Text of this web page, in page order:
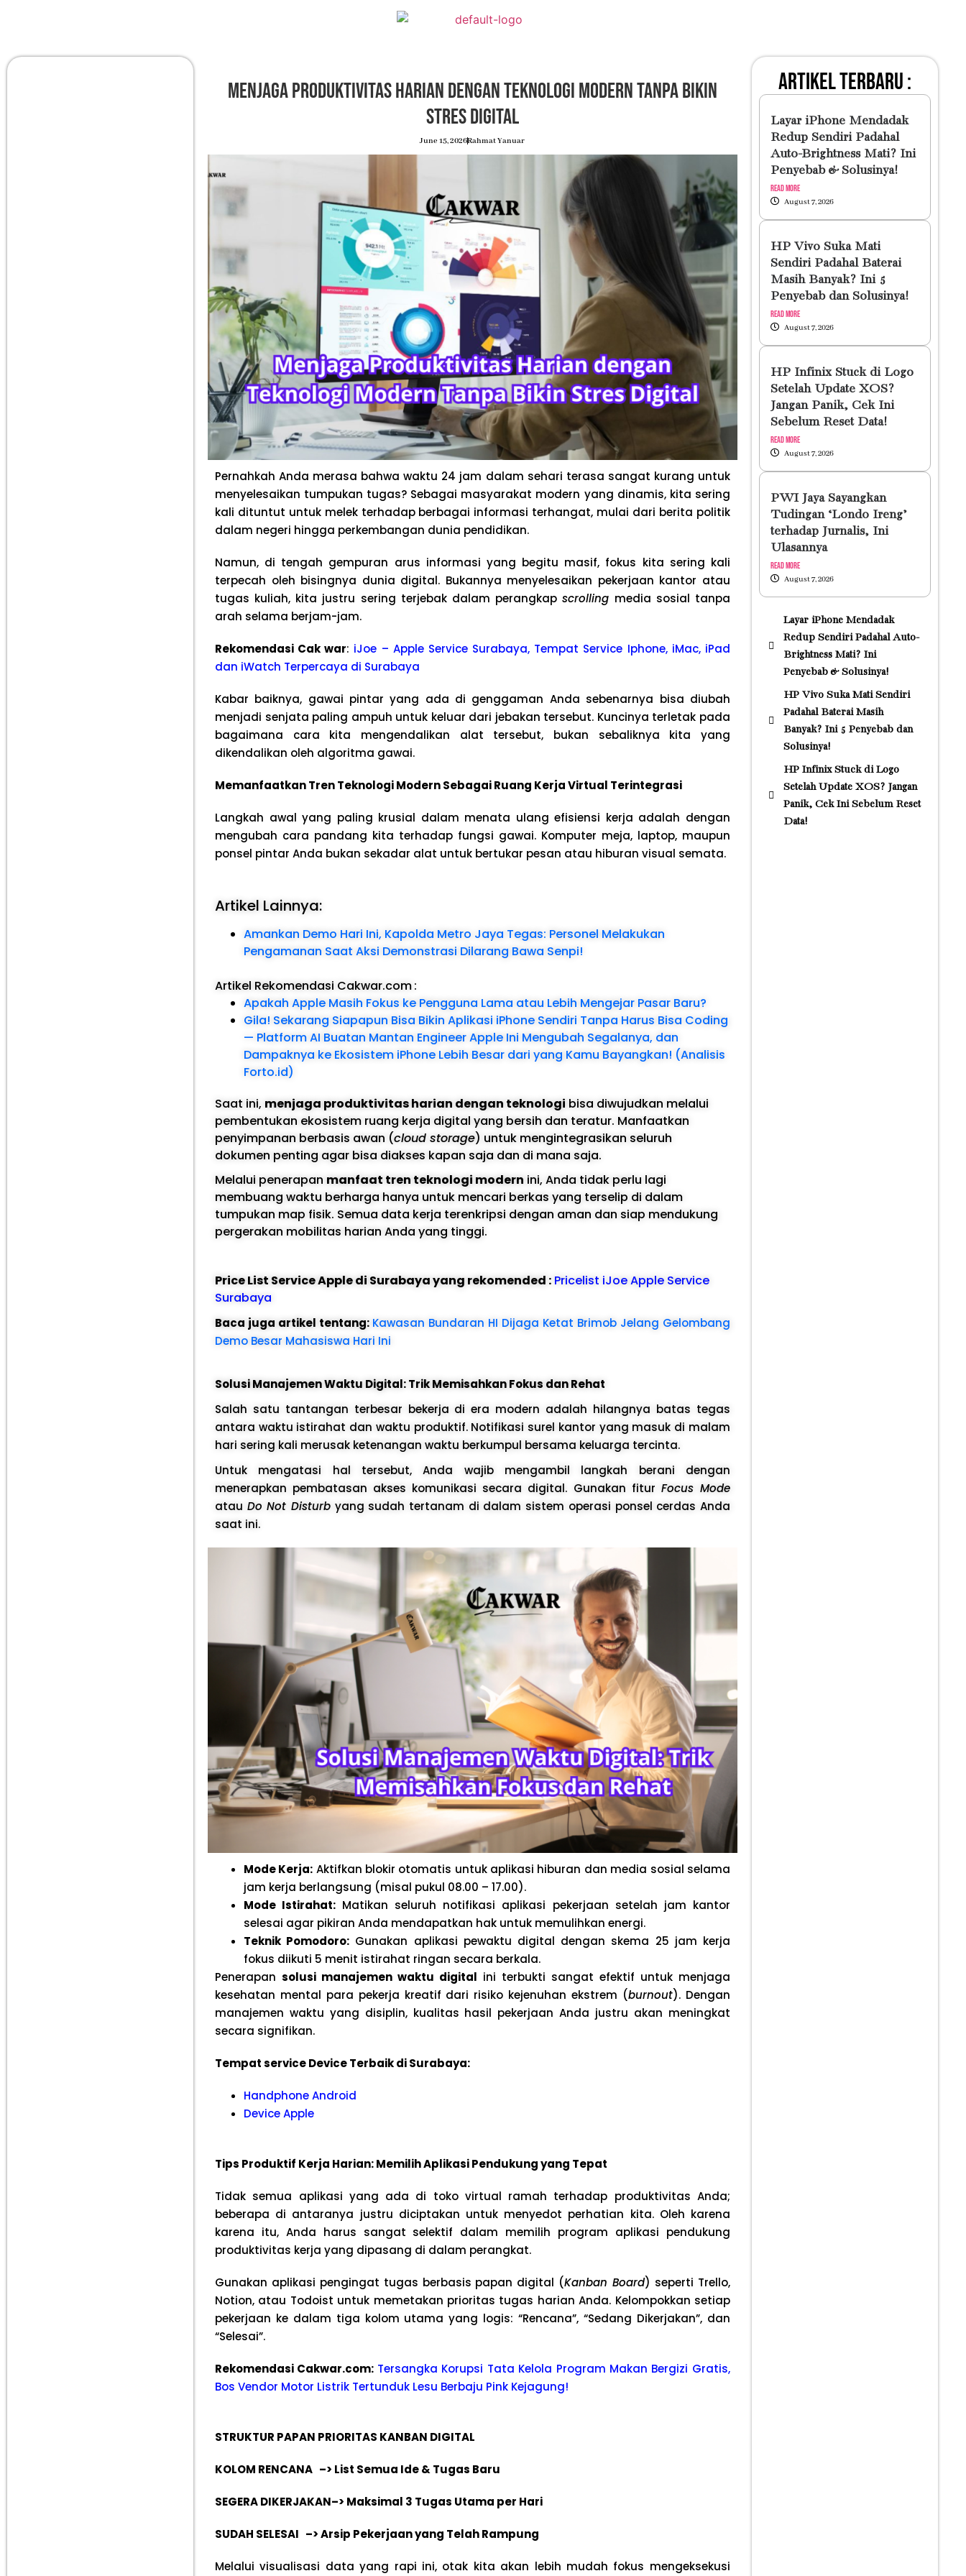
Menjaga Produktivitas Harian dengan Teknologi Modern Tanpa Bikin
Stres Digital
June 15, 2026Rahmat Yanuar
Pernahkah Anda merasa bahwa waktu 24 jam dalam sehari terasa sangat kurang untuk
menyelesaikan tumpukan tugas? Sebagai masyarakat modern yang dinamis, kita sering
kali dituntut untuk melek terhadap berbagai informasi terhangat, mulai dari berita politik
dalam negeri hingga perkembangan dunia pendidikan.
Namun, di tengah gempuran arus informasi yang begitu masif, fokus kita sering kali
terpecah oleh bisingnya dunia digital. Bukannya menyelesaikan pekerjaan kantor atau
tugas kuliah, kita justru sering terjebak dalam perangkapscrolling media sosial tanpa
arah selama berjam-jam.
Rekomendasi Cak war: iJoe – Apple Service Surabaya, Tempat Service Iphone, iMac, iPad
dan iWatch Terpercaya di Surabaya
Kabar baiknya, gawai pintar yang ada di genggaman Anda sebenarnya bisa diubah
menjadi senjata paling ampuh untuk keluar dari jebakan tersebut. Kuncinya terletak pada
bagaimana cara kita mengendalikan alat tersebut, bukan sebaliknya kita yang
dikendalikan oleh algoritma gawai.
Memanfaatkan Tren Teknologi Modern Sebagai Ruang Kerja Virtual Terintegrasi
Langkah awal yang paling krusial dalam menata ulang efisiensi kerja adalah dengan
mengubah cara pandang kita terhadap fungsi gawai. Komputer meja, laptop, maupun
ponsel pintar Anda bukan sekadar alat untuk bertukar pesan atau hiburan visual semata.
Artikel Lainnya:
Amankan Demo Hari Ini, Kapolda Metro Jaya Tegas: Personel Melakukan
Pengamanan Saat Aksi Demonstrasi Dilarang Bawa Senpi!
Artikel Rekomendasi Cakwar.com:
Apakah Apple Masih Fokus ke Pengguna Lama atau Lebih Mengejar Pasar Baru?
Gila! Sekarang Siapapun Bisa Bikin Aplikasi iPhone Sendiri Tanpa Harus Bisa Coding
— Platform AI Buatan Mantan Engineer Apple Ini Mengubah Segalanya, dan
Dampaknya ke Ekosistem iPhone Lebih Besar dari yang Kamu Bayangkan! (Analisis
Forto.id)
Saat ini, menjaga produktivitas harian dengan teknologi bisa diwujudkan melalui
pembentukan ekosistem ruang kerja digital yang bersih dan teratur. Manfaatkan
penyimpanan berbasis awan (cloud storage) untuk mengintegrasikan seluruh
dokumen penting agar bisa diakses kapan saja dan di mana saja.
Melalui penerapan manfaat tren teknologi modern ini, Anda tidak perlu lagi
membuang waktu berharga hanya untuk mencari berkas yang terselip di dalam
tumpukan map fisik. Semua data kerja terenkripsi dengan aman dan siap mendukung
pergerakan mobilitas harian Anda yang tinggi.
Price List Service Apple di Surabaya yang rekomended : Pricelist iJoe Apple Service
Surabaya
Baca juga artikel tentang: Kawasan Bundaran HI Dijaga Ketat Brimob Jelang Gelombang
Demo Besar Mahasiswa Hari Ini
Solusi Manajemen Waktu Digital: Trik Memisahkan Fokus dan Rehat
Salah satu tantangan terbesar bekerja di era modern adalah hilangnya batas tegas
antara waktu istirahat dan waktu produktif. Notifikasi surel kantor yang masuk di malam
hari sering kali merusak ketenangan waktu berkumpul bersama keluarga tercinta.
Untuk mengatasi hal tersebut, Anda wajib mengambil langkah berani dengan
menerapkan pembatasan akses komunikasi secara digital. Gunakan fitur Focus Mode
atau Do Not Disturb yang sudah tertanam di dalam sistem operasi ponsel cerdas Anda
saat ini.
Mode Kerja: Aktifkan blokir otomatis untuk aplikasi hiburan dan media sosial selama
jam kerja berlangsung (misal pukul 08.00 – 17.00).
Mode Istirahat: Matikan seluruh notifikasi aplikasi pekerjaan setelah jam kantor
selesai agar pikiran Anda mendapatkan hak untuk memulihkan energi.
Teknik Pomodoro: Gunakan aplikasi pewaktu digital dengan skema 25 jam kerja
fokus diikuti 5 menit istirahat ringan secara berkala.
Penerapan solusi manajemen waktu digital ini terbukti sangat efektif untuk menjaga
kesehatan mental para pekerja kreatif dari risiko kejenuhan ekstrem (burnout). Dengan
manajemen waktu yang disiplin, kualitas hasil pekerjaan Anda justru akan meningkat
secara signifikan.
Tempat service Device Terbaik di Surabaya:
Handphone Android
Device Apple
Tips Produktif Kerja Harian: Memilih Aplikasi Pendukung yang Tepat
Tidak semua aplikasi yang ada di toko virtual ramah terhadap produktivitas Anda;
beberapa di antaranya justru diciptakan untuk menyedot perhatian kita. Oleh karena
karena itu, Anda harus sangat selektif dalam memilih program aplikasi pendukung
produktivitas kerja yang dipasang di dalam perangkat.
Gunakan aplikasi pengingat tugas berbasis papan digital (Kanban Board) seperti Trello,
Notion, atau Todoist untuk memetakan prioritas tugas harian Anda. Kelompokkan setiap
pekerjaan ke dalam tiga kolom utama yang logis: “Rencana”, “Sedang Dikerjakan”, dan
“Selesai”.
Rekomendasi Cakwar.com: Tersangka Korupsi Tata Kelola Program Makan Bergizi Gratis,
Bos Vendor Motor Listrik Tertunduk Lesu Berbaju Pink Kejagung!
STRUKTUR PAPAN PRIORITAS KANBAN DIGITAL
KOLOM RENCANA –> List Semua Ide & Tugas Baru
SEGERA DIKERJAKAN–> Maksimal 3 Tugas Utama per Hari
SUDAH SELESAI –> Arsip Pekerjaan yang Telah Rampung
Melalui visualisasi data yang rapi ini, otak kita akan lebih mudah fokus mengeksekusi
artikel terbaru :
Layar iPhone Mendadak
Redup Sendiri Padahal
Auto-Brightness Mati? Ini
Penyebab & Solusinya!
Read More
August 7, 2026
HP Vivo Suka Mati
Sendiri Padahal Baterai
Masih Banyak? Ini 5
Penyebab dan Solusinya!
Read More
August 7, 2026
HP Infinix Stuck di Logo
Setelah Update XOS?
Jangan Panik, Cek Ini
Sebelum Reset Data!
Read More
August 7, 2026
PWI Jaya Sayangkan
Tudingan ‘Londo Ireng’
terhadap Jurnalis, Ini
Ulasannya
Read More
August 7, 2026
Layar iPhone Mendadak
Redup Sendiri Padahal Auto-
Brightness Mati? Ini
Penyebab & Solusinya!
HP Vivo Suka Mati Sendiri
Padahal Baterai Masih
Banyak? Ini 5 Penyebab dan
Solusinya!
HP Infinix Stuck di Logo
Setelah Update XOS? Jangan
Panik, Cek Ini Sebelum Reset
Data!